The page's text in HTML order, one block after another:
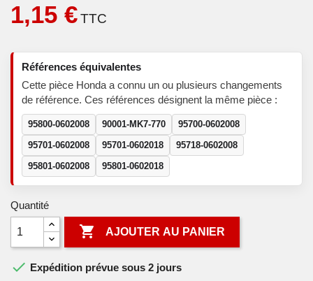
1,15 €TTC
Références équivalentes
Cette pièce Honda a connu un ou plusieurs changements
de référence. Ces références désignent la même pièce :
95800-0602008 90001-MK7-770
95700-0602008
95701-0602008
95701-0602018
95718-0602008
95801-0602008
95801-0602018
Quantité
 AJOUTER AU PANIER
 Expédition prévue sous 2 jours